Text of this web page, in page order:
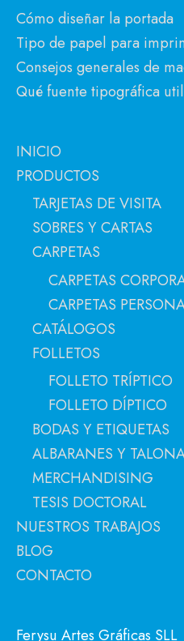
Cómo diseñar la portada
Tipo de papel para
Consejos generales de
Qué fuente tipográfica
INICIO
PRODUCTOS
TARJETAS DE VISITA
SOBRES Y CARTAS
CARPETAS
CARPETAS
CARPETAS
CATÁLOGOS
FOLLETOS
FOLLETO TRÍPTICO
FOLLETO DÍPTICO
BODAS Y ETIQUETAS
ALBARANES Y
MERCHANDISING
TESIS DOCTORAL
NUESTROS TRABAJOS
BLOG
CONTACTO
Ferysu Artes Gráficas SLL